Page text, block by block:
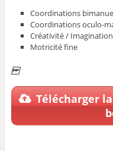
Coordinations
Coordinations oculo-
Créativité / Imagination
Motricité fine
Télécharger